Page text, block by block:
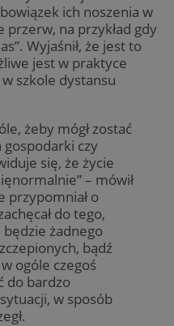
ich noszenia w
przerw, na przykład gdy
Wyjaśnił, że jest to
jest w praktyce
szkole dystansu
żeby mógł zostać
czy
się, że życie
– mówił
przypomniał o
do tego,
będzie żadnego
bądź
ogóle czegoś
do bardzo
w sposób